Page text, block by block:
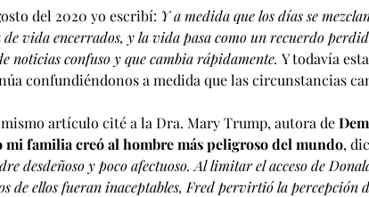
del 2020 yo escribí: Y a medida que los días se
vida encerrados, y la vida pasa como un recuerdo
noticias confuso y que cambia rápidamente. Y todavía
confundiéndonos a medida que las circunstancias
artículo cité a la Dra. Mary Trump, autora de
mi familia creó al hombre más peligroso del mundo,
desdeñoso y poco afectuoso. Al limitar el acceso de
de ellos fueran inaceptables, Fred pervirtió la percepción